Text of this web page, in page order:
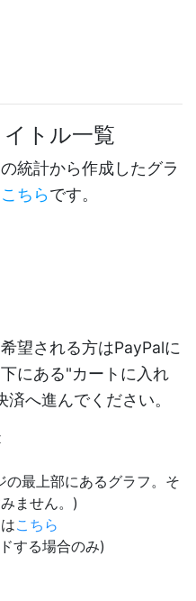
トル一覧
統計から作成したグラ
こちらです。
望される方はPayPalに
にある"カートに入れ
へ進んでください。
の最上部にあるグラフ。そ
ません。)
こちら
する場合のみ)